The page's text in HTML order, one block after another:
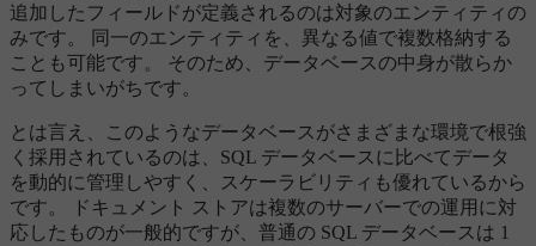
追加したフィールドが定義されるのは対象のエンティティの
みです。 同一のエンティティを、異なる値で複数格納する
ことも可能です。 そのため、データベースの中身が散らか
ってしまいがちです。
とは言え、このようなデータベースがさまざまな環境で根強
く採用されているのは、SQL データベースに比べてデータ
を動的に管理しやすく、スケーラビリティも優れているから
です。 ドキュメント ストアは複数のサーバーでの運用に対
応したものが一般的ですが、普通の SQL データベースは 1